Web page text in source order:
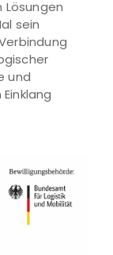
Lösungen
sein
und